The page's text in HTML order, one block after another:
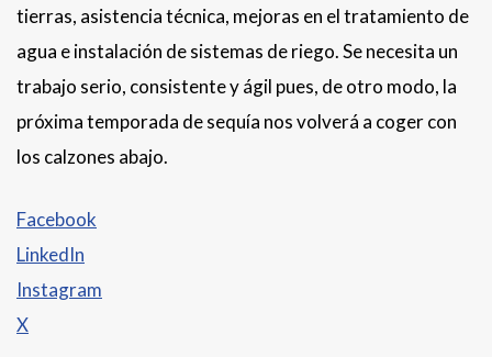
tierras, asistencia técnica, mejoras en el tratamiento de
agua e instalación de sistemas de riego. Se necesita un
trabajo serio, consistente y ágil pues, de otro modo, la
próxima temporada de sequía nos volverá a coger con
los calzones abajo.
Facebook
LinkedIn
Instagram
X